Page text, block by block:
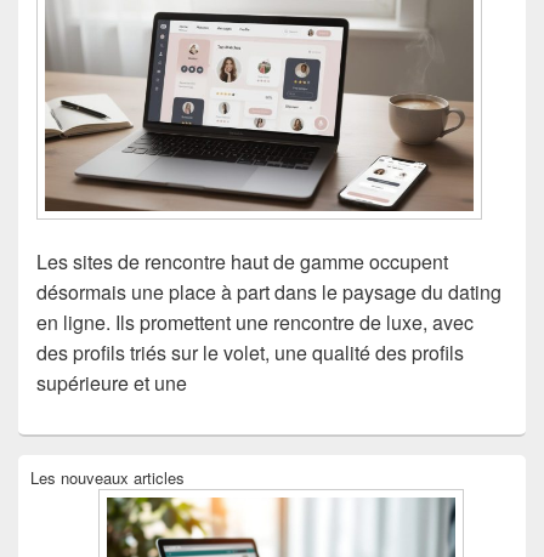
Les sites de rencontre haut de gamme occupent
désormais une place à part dans le paysage du dating
en ligne. Ils promettent une rencontre de luxe, avec
des profils triés sur le volet, une qualité des profils
supérieure et une
principale
Les nouveaux articles